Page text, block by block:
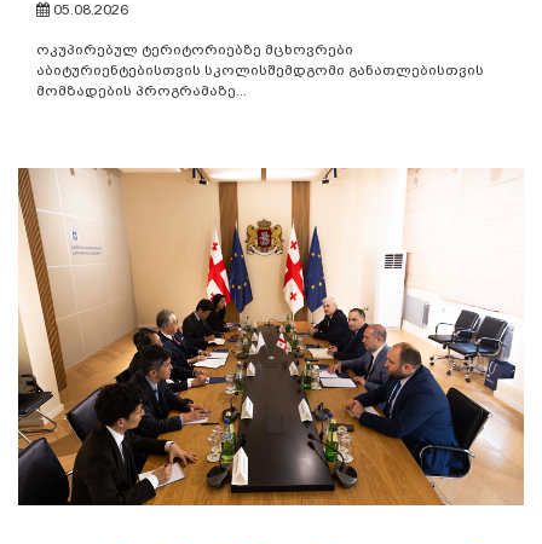
05.08.2026
ოკუპირებულ ტერიტორიებზე მცხოვრები
აბიტურიენტებისთვის სკოლისშემდგომი განათლებისთვის
მომზადების პროგრამაზე...